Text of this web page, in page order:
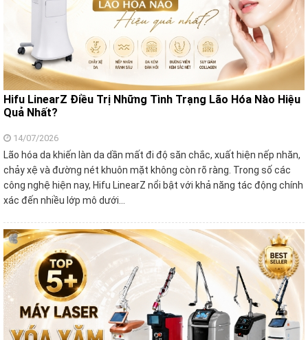
Hifu LinearZ Điều Trị Những Tình Trạng Lão Hóa Nào Hiệu
Quả Nhất?
14/07/2026
Lão hóa da khiến làn da dần mất đi độ săn chắc, xuất hiện nếp nhăn,
chảy xệ và đường nét khuôn mặt không còn rõ ràng. Trong số các
công nghệ hiện nay, Hifu LinearZ nổi bật với khả năng tác động chính
xác đến nhiều lớp mô dưới…